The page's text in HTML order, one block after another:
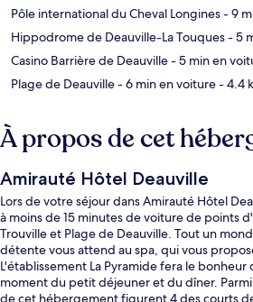
Pôle international du Cheval Longines- 9
Hippodrome de Deauville-La Touques- 5
Casino Barrière de Deauville- 5 min en
Plage de Deauville- 6 min en voiture- 4.4
À propos de cet
Amirauté Hôtel Deauville
Lors de votre séjour dans Amirauté Hôtel
à moins de 15 minutes de voiture de points
Trouville et Plage de Deauville. Tout un
détente vous attend au spa, qui vous
L'établissement La Pyramide fera le bonheur
moment du petit déjeuner et du dîner.
de cet hébergement figurent 4 des courts